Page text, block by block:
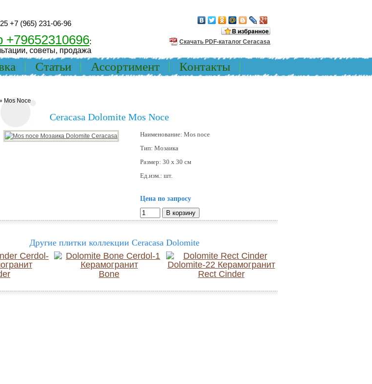
+7 (965) 231-06-96
+79652310696:
советы, продажа
Скачать PDF-каталог Ceracasa
Статьи Ассортимент Контакты
Mos Noce
Ceracasa Dolomite Mos Noce
Наименование: Mos noce
Тип: Мозаика
Размер: 30 x 30 см
Ед.изм.: шт.
Цена по запросу
Другие плитки коллекции Ceracasa Dolomite
Bone Rect Cinder